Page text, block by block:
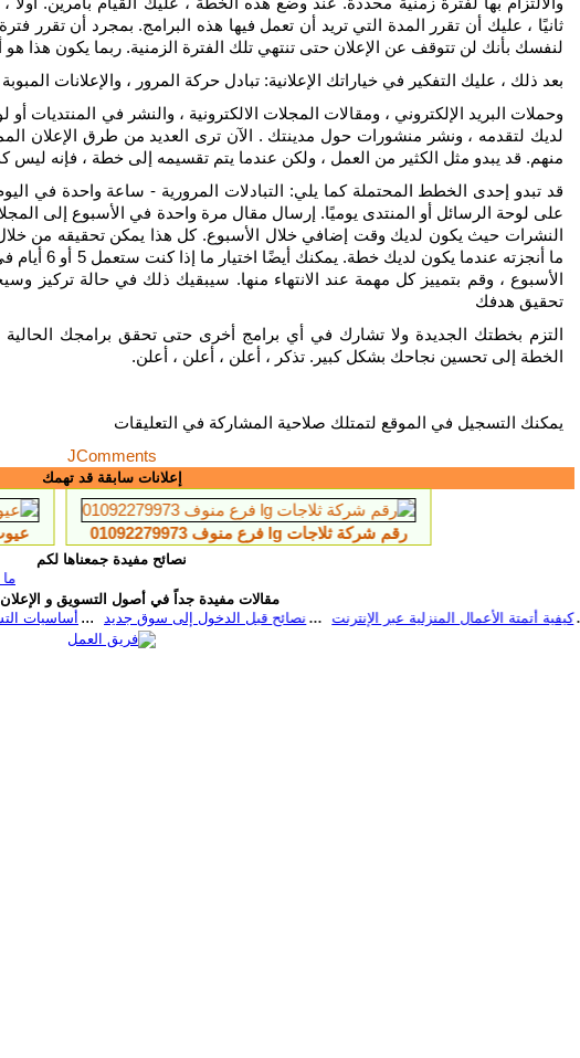
لنفسك بأنك لن تتوقف عن الإعلان حتى تنتهي تلك الفترة الزمنية. ربما يكون هذا
بعد ذلك ، عليك التفكير في خياراتك الإعلانية: تبادل حركة المرور ، والإعلانات المبوبة
وحملات البريد الإلكتروني ، ومقالات المجلات الالكترونية ، والنشر في المنتديات
لديك لتقدمه ، ونشر منشورات حول مدينتك . الآن ترى العديد من طرق الإعلان
منهم. قد يبدو مثل الكثير من العمل ، ولكن عندما يتم تقسيمه إلى خطة ، فإنه ليس
على لوحة الرسائل أو المنتدى يوميًا. إرسال مقال مرة واحدة في الأسبوع إلى
ما أنجزته
الأسبوع ، وقم بتمييز كل مهمة عند الانتهاء منها. سيبقيك ذلك في حالة تركيز
تحقيق هدفك
التزم بخطتك الجديدة ولا تشارك في أي برامج أخرى حتى تحقق برامجك الحالية
الخطة إلى تحسين نجاحك بشكل كبير. تذكر ، أعلن ، أعلن ، أعلن.
يمكنك التسجيل في الموقع لتمتلك صلاحية المشاركة في التعليقات
JComments
إعلانات سابقة قد تهمك
عيوب تكييف بلوتو تكييف بلوتو 1.5 حصان مميزات
نصائح مفيدة جمعناها لكم
ما هو هدفك
مقالات مفيدة جداً في أصول التسويق و الإعلان
كيفية أتمتة الأعمال المنزلية عبر الإنترنت
نصائح قبل